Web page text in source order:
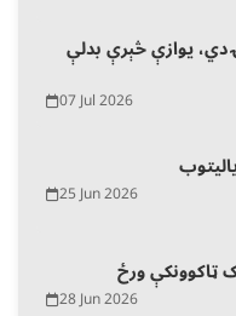
دي، یوازې څېرې بدلې
07 Jul 2026
25 Jun 2026
ټاکوونکې ورځ
28 Jun 2026